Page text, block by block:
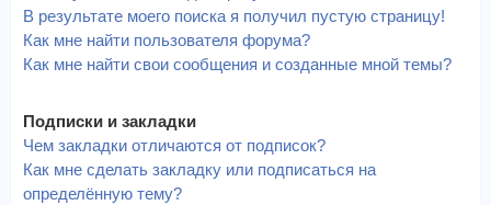
В результате моего поиска я получил пустую страницу!
Как мне найти пользователя форума?
Как мне найти свои сообщения и созданные мной темы?
Подписки и закладки
Чем закладки отличаются от подписок?
Как мне сделать закладку или подписаться на
определённую тему?